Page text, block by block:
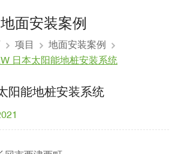
地面安装案例
项目
地面安装案例
日本太阳能地桩安装系统
阳能地桩安装系统